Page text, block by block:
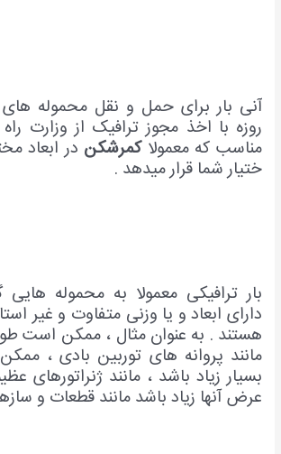
آنی بار برای حمل و نقل محموله
روزه با اخذ مجوز ترافیک از وزارت
مناسب که معمولاکمرشکن در ابعاد
ختیار شما قرار میدهد .
بار ترافیکی معمولا به محموله
دارای ابعاد و یا وزنی متفاوت و غیر
هستند . به عنوان مثال ، ممکن است
مانند پروانه های توربین بادی ،
بسیار زیاد باشد ، مانند
عرض آنها زیاد باشد مانند قطعات و